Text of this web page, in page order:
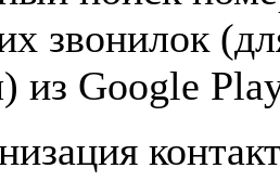
звонилок
из Google